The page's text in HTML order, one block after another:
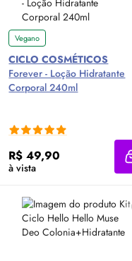
Vegano
CICLO COSMÉTICOS
Forever - Loção Hidratante
Corporal 240ml
R$ 49,90
à vista